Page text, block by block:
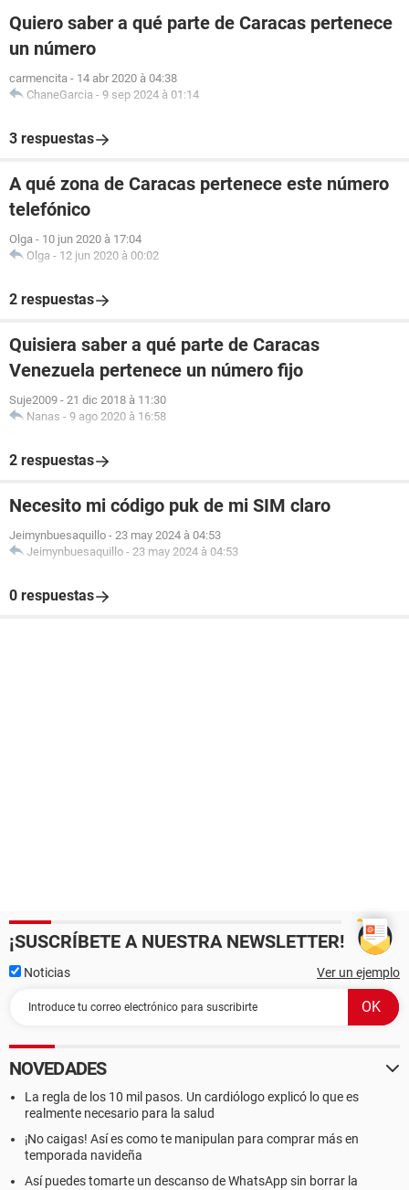
Quiero saber a qué parte de Caracas pertenece
un número
carmencita - 14 abr 2020 à 04:38
ChaneGarcia - 9 sep 2024 à 01:14
3 respuestas
A qué zona de Caracas pertenece este número
telefónico
Olga - 10 jun 2020 à 17:04
Olga - 12 jun 2020 à 00:02
2 respuestas
Quisiera saber a qué parte de Caracas
Venezuela pertenece un número fijo
Suje2009 - 21 dic 2018 à 11:30
Nanas - 9 ago 2020 à 16:58
2 respuestas
Necesito mi código puk de mi SIM claro
Jeimynbuesaquillo - 23 may 2024 à 04:53
Jeimynbuesaquillo - 23 may 2024 à 04:53
0 respuestas
¡SUSCRÍBETE A NUESTRA NEWSLETTER!
Noticias Ver un ejemplo
NOVEDADES
La regla de los 10 mil pasos. Un cardiólogo explicó lo que es
realmente necesario para la salud
¡No caigas! Así es como te manipulan para comprar más en
temporada navideña
Así puedes tomarte un descanso de WhatsApp sin borrar la